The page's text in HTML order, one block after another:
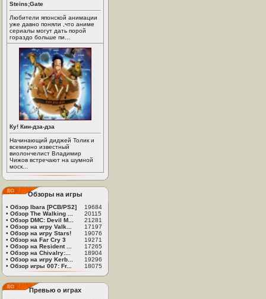
Steins;Gate
Любители японской анимации
уже давно поняли ,что аниме
сериалы могут дать порой
гораздо больше пи...
Ку! Кин-дза-дза
Начинающий диджей Толик и
всемирно известный
виолончелист Владимир
Чижов встречают на шумной
моск...
Обзоры на игры
• Обзор Ibara [PCB/PS2]
19684
• Обзор The Walking ...
20115
• Обзор DMC: Devil M...
21281
• Обзор на игру Valk...
17197
• Обзор на игру Stars!
19076
• Обзор на Far Cry 3
19271
• Обзор на Resident ...
17265
• Обзор на Chivalry:...
18904
• Обзор на игру Kerb...
19296
• Обзор игры 007: Fr... 18075
Превью о играх